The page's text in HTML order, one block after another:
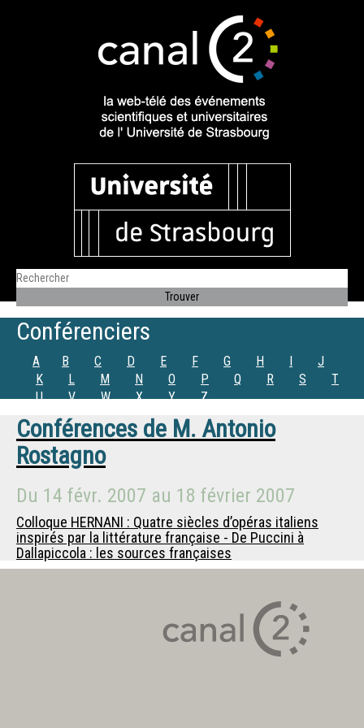
Conférenciers
A B C D E F G H I
J
K
L M N O P Q R S
T
U
V W X Y Z
Conférences de M. Antonio
Rostagno
Du 14 févr. 2007 au 18 février 2007
Colloque HERNANI : Quatre siècles d’opéras italiens
inspirés par la littérature française - De Puccini à
Dallapiccola : les sources françaises